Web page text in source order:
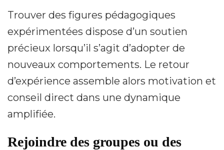
Trouver des figures pédagogiques
expérimentées dispose d’un soutien
précieux lorsqu’il s’agit d’adopter de
nouveaux comportements. Le retour
d’expérience assemble alors motivation et
conseil direct dans une dynamique
amplifiée.
Rejoindre des groupes ou des